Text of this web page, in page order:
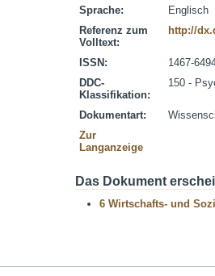
Sprache:
Englisch
Referenz zum
Volltext:
http://
ISSN:
1467-
DDC-
Klassifikation:
150 -
Dokumentart:
Zur
Langanzeige
Das Dokument
6 Wirtschafts- und